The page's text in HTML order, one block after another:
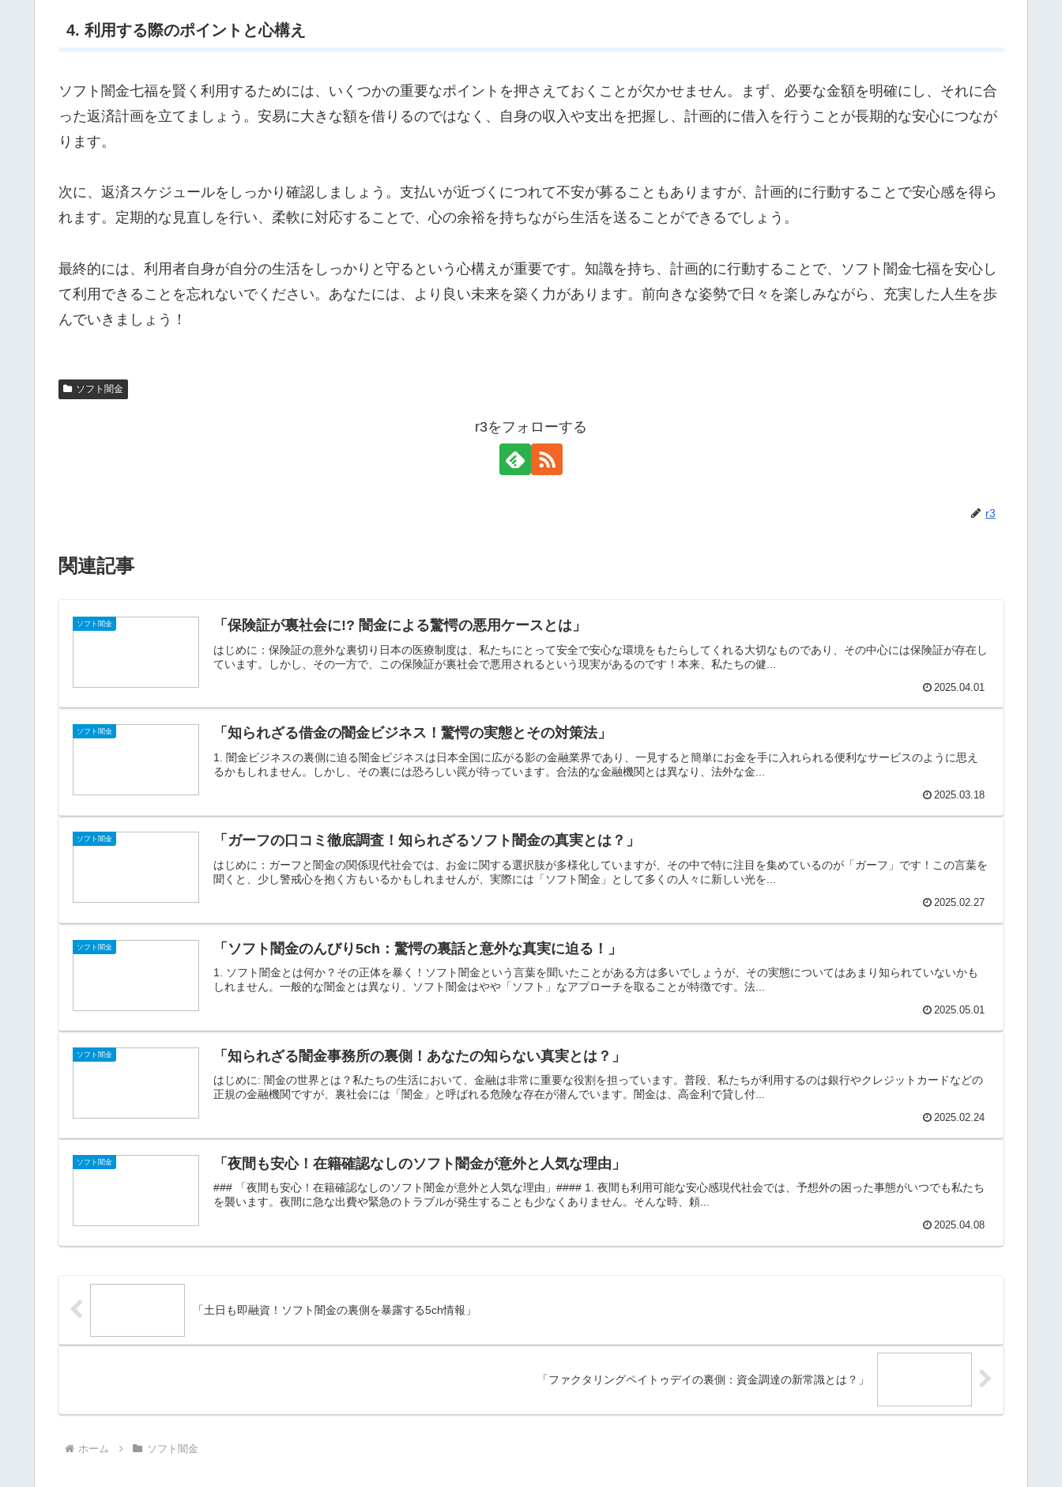
4. 利用する際のポイントと心構え
ソフト闇金七福を賢く利用するためには、いくつかの重要なポイントを押さえておくことが欠かせません。まず、必要な金額を明確にし、それに合
った返済計画を立てましょう。安易に大きな額を借りるのではなく、自身の収入や支出を把握し、計画的に借入を行うことが長期的な安心につなが
ります。
次に、返済スケジュールをしっかり確認しましょう。支払いが近づくにつれて不安が募ることもありますが、計画的に行動することで安心感を得ら
れます。定期的な見直しを行い、柔軟に対応することで、心の余裕を持ちながら生活を送ることができるでしょう。
最終的には、利用者自身が自分の生活をしっかりと守るという心構えが重要です。知識を持ち、計画的に行動することで、ソフト闇金七福を安心し
て利用できることを忘れないでください。あなたには、より良い未来を築く力があります。前向きな姿勢で日々を楽しみながら、充実した人生を歩
んでいきましょう！
ソフト闇金
r3をフォローする
r3
関連記事
ソフト闇金 「保険証が裏社会に!? 闇金による驚愕の悪用ケースとは」
はじめに：保険証の意外な裏切り日本の医療制度は、私たちにとって安全で安心な環境をもたらしてくれる大切なものであり、その中心には保険証が存在し
ています。しかし、その一方で、この保険証が裏社会で悪用されるという現実があるのです！本来、私たちの健...
2025.04.01
ソフト闇金 「知られざる借金の闇金ビジネス！驚愕の実態とその対策法」
1. 闇金ビジネスの裏側に迫る闇金ビジネスは日本全国に広がる影の金融業界であり、一見すると簡単にお金を手に入れられる便利なサービスのように思え
るかもしれません。しかし、その裏には恐ろしい罠が待っています。合法的な金融機関とは異なり、法外な金...
2025.03.18
ソフト闇金 「ガーフの口コミ徹底調査！知られざるソフト闇金の真実とは？」
はじめに：ガーフと闇金の関係現代社会では、お金に関する選択肢が多様化していますが、その中で特に注目を集めているのが「ガーフ」です！この言葉を
聞くと、少し警戒心を抱く方もいるかもしれませんが、実際には「ソフト闇金」として多くの人々に新しい光を...
2025.02.27
ソフト闇金 「ソフト闇金のんびり5ch：驚愕の裏話と意外な真実に迫る！」
1. ソフト闇金とは何か？その正体を暴く！ソフト闇金という言葉を聞いたことがある方は多いでしょうが、その実態についてはあまり知られていないかも
しれません。一般的な闇金とは異なり、ソフト闇金はやや「ソフト」なアプローチを取ることが特徴です。法...
2025.05.01
ソフト闇金 「知られざる闇金事務所の裏側！あなたの知らない真実とは？」
はじめに: 闇金の世界とは？私たちの生活において、金融は非常に重要な役割を担っています。普段、私たちが利用するのは銀行やクレジットカードなどの
正規の金融機関ですが、裏社会には「闇金」と呼ばれる危険な存在が潜んでいます。闇金は、高金利で貸し付...
2025.02.24
ソフト闇金 「夜間も安心！在籍確認なしのソフト闇金が意外と人気な理由」
### 「夜間も安心！在籍確認なしのソフト闇金が意外と人気な理由」#### 1. 夜間も利用可能な安心感現代社会では、予想外の困った事態がいつでも私たち
を襲います。夜間に急な出費や緊急のトラブルが発生することも少なくありません。そんな時、頼...
2025.04.08
「土日も即融資！ソフト闇金の裏側を暴露する5ch情報」
「ファクタリングペイトゥデイの裏側：資金調達の新常識とは？」
ホーム ソフト闇金